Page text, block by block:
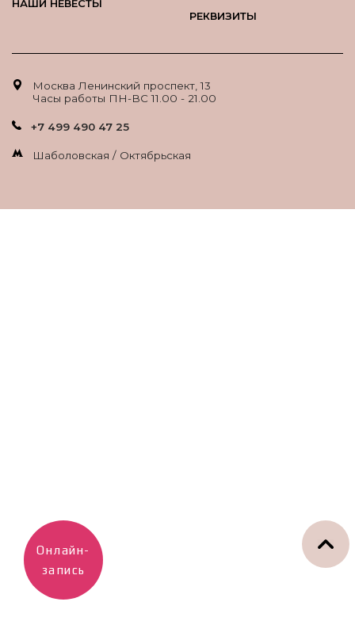
НАШИ НЕВЕСТЫ
РЕКВИЗИТЫ
Москва Ленинский проспект, 13
Часы работы ПН-ВС 11.00 - 21.00
+7 499 490 47 25
Шаболовская / Октябрьская
Онлайн-
запись